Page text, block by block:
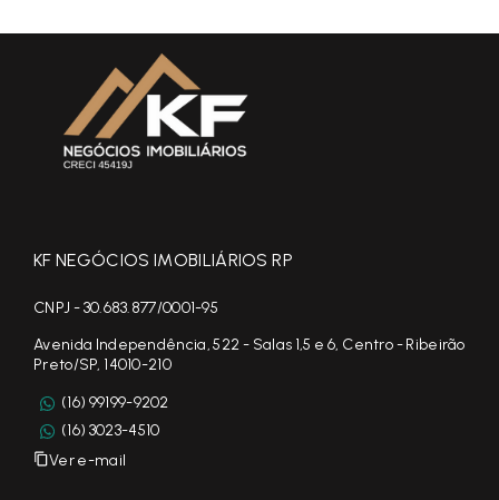
KF NEGÓCIOS IMOBILIÁRIOS RP
CNPJ - 30.683.877/0001-95
Avenida Independência, 522 - Salas 1,5 e 6, Centro - Ribeirão
Preto/SP, 14010-210
(16) 99199-9202
(16) 3023-4510
Ver e-mail